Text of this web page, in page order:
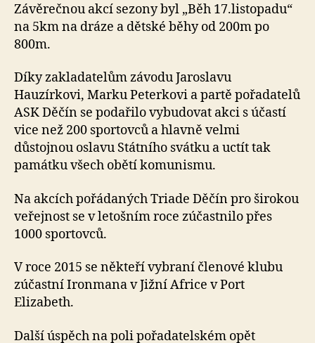
Závěrečnou akcí sezony byl „Běh 17.listopadu“
na 5km na dráze a dětské běhy od 200m po
800m.
Díky zakladatelům závodu Jaroslavu
Hauzírkovi, Marku Peterkovi a partě pořadatelů
ASK Děčín se podařilo vybudovat akci s účastí
vice než 200 sportovců a hlavně velmi
důstojnou oslavu Státního svátku a uctít tak
památku všech obětí komunismu.
Na akcích pořádaných Triade Děčín pro širokou
veřejnost se v letošním roce zúčastnilo přes
1000 sportovců.
V roce 2015 se někteří vybraní členové klubu
zúčastní Ironmana v Jižní Africe v Port
Elizabeth.
Další úspěch na poli pořadatelském opět